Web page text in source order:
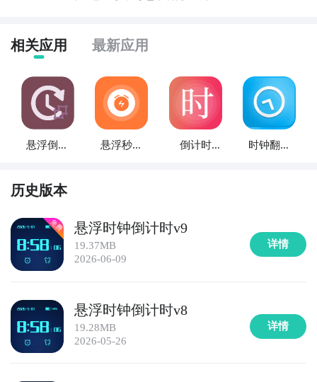
相关应用 最新应用
悬浮倒计
悬浮秒杀
倒计时
时钟翻转
历史版本
悬浮时钟倒计时v9
19.37MB
2026-06-09
详情
悬浮时钟倒计时v8
19.28MB
2026-05-26
详情